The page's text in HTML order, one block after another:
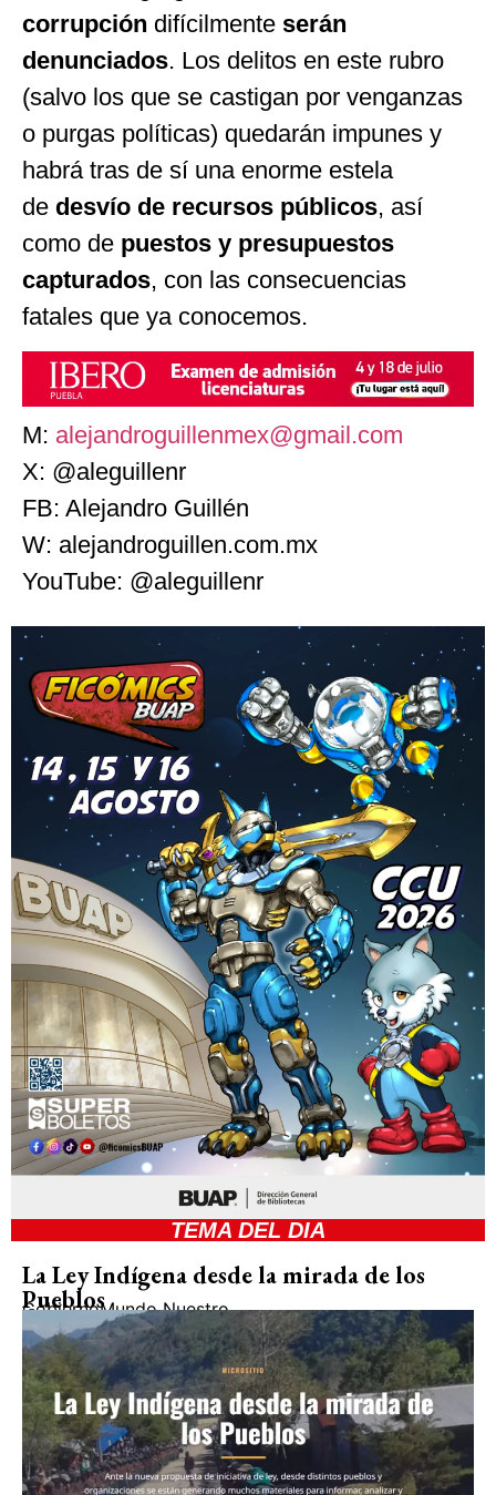
corrupción difícilmente serán
denunciados. Los delitos en este rubro
(salvo los que se castigan por venganzas
o purgas políticas) quedarán impunes y
habrá tras de sí una enorme estela
de desvío de recursos públicos, así
como de puestos y presupuestos
capturados, con las consecuencias
fatales que ya conocemos.
M: alejandroguillenmex@gmail.com
X: @aleguillenr
FB: Alejandro Guillén
W: alejandroguillen.com.mx
YouTube: @aleguillenr
TEMA DEL DIA
La Ley Indígena desde la mirada de los
Pueblos
GobiernoMundo Nuestro